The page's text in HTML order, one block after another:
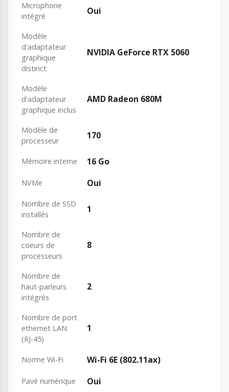
Microphone
intégré
Oui
Modèle
d'adaptateur
graphique
distinct
NVIDIA GeForce RTX 5060
Modèle
d'adaptateur
graphique inclus
AMD Radeon 680M
Modèle de
processeur
170
Mémoire interne 16 Go
NVMe Oui
Nombre de SSD
installés
1
Nombre de
coeurs de
processeurs
8
Nombre de
haut-parleurs
intégrés
2
Nombre de port
ethernet LAN
(RJ-45)
1
Norme Wi-Fi Wi-Fi 6E (802.11ax)
Pavé numérique Oui